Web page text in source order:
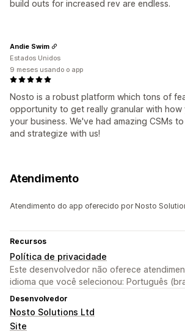
build outs for increased rev are endless.
Nosto is a robust platform which tons of
opportunity to get really granular with how
your business. We've had amazing CSMs
and strategize with us!
Andie Swim
Estados Unidos
9 meses usando o app
Atendimento
Atendimento do app oferecido por Nosto
Recursos
Política de privacidade
Este desenvolvedor não oferece
idioma que você selecionou: Português
Desenvolvedor
Nosto Solutions Ltd
Site